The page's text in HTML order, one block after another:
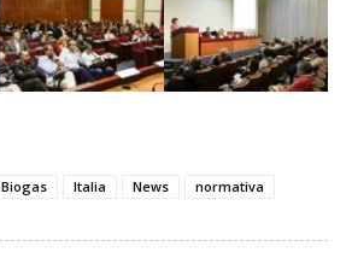
Biogas Italia News normativa